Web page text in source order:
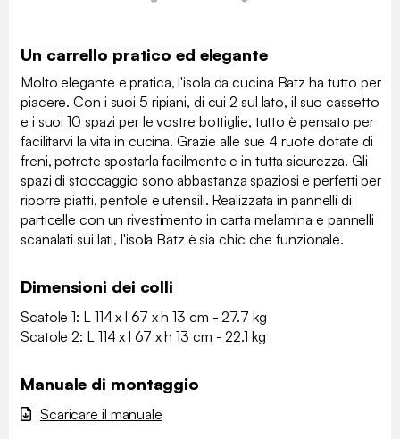
Un carrello pratico ed elegante
Molto elegante e pratica, l'isola da cucina Batz ha tutto per
piacere. Con i suoi 5 ripiani, di cui 2 sul lato, il suo cassetto
e i suoi 10 spazi per le vostre bottiglie, tutto è pensato per
facilitarvi la vita in cucina. Grazie alle sue 4 ruote dotate di
freni, potrete spostarla facilmente e in tutta sicurezza. Gli
spazi di stoccaggio sono abbastanza spaziosi e perfetti per
riporre piatti, pentole e utensili. Realizzata in pannelli di
particelle con un rivestimento in carta melamina e pannelli
scanalati sui lati, l'isola Batz è sia chic che funzionale.
Dimensioni dei colli
Scatole 1: L 114 x l 67 x h 13 cm - 27.7 kg
Scatole 2: L 114 x l 67 x h 13 cm - 22.1 kg
Manuale di montaggio
Scaricare il manuale